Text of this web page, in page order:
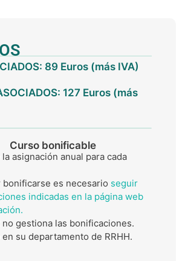
89 Euros (más IVA)
127 Euros (más
Curso bonificable
asignación anual para cada
bonificarse es necesario seguir
indicadas en la página web
no gestiona las bonificaciones.
su departamento de RRHH.